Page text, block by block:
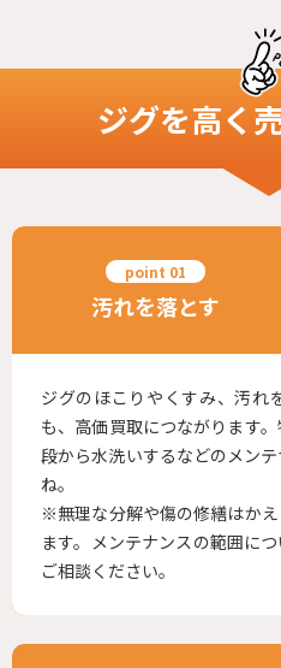
ジグを高く
汚れを落とす
ジグのほこりやくすみ、汚れ
も、高価買取につながります
段から水洗いするなどのメン
ね。
※無理な分解や傷の修繕はか
ます。メンテナンスの範囲に
ご相談ください。